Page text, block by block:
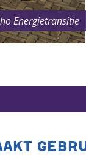
Energietransitie